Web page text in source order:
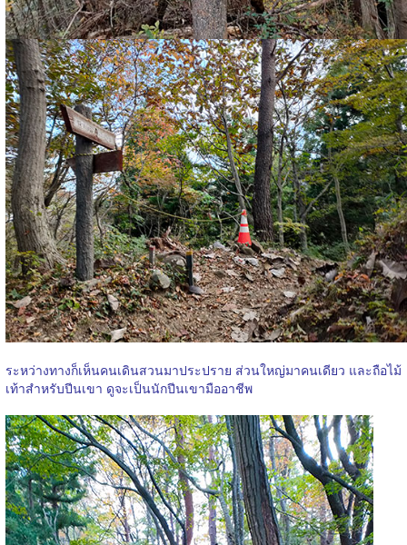
ระหว่างทางก็เห็นคนเดินสวนมาประปราย ส่วนใหญ่มาคนเดียว และถือไม้
เท้าสำหรับปีนเขา ดูจะเป็นนักปีนเขามืออาชีพ